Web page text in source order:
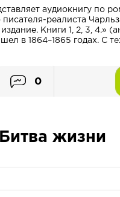
аудиокнигу по
реалиста
Книги 1, 2, 3, 4.»
в 1864–1865 годах. С
0
Битва жизни